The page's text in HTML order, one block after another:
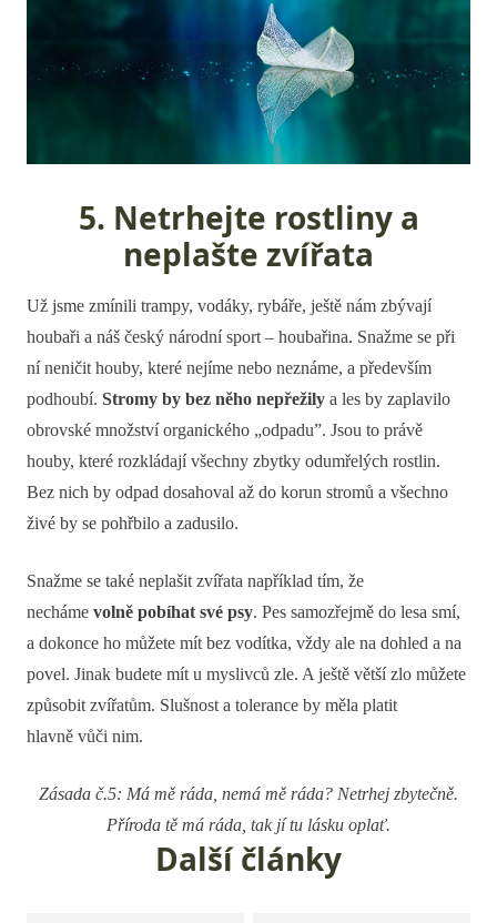
5. Netrhejte rostliny a
neplašte zvířata
Už jsme zmínili trampy, vodáky, rybáře, ještě nám zbývají
houbaři a náš český národní sport – houbařina. Snažme se při
ní neničit houby, které nejíme nebo neznáme, a především
podhoubí. Stromy by bez něho nepřežily a les by zaplavilo
obrovské množství organického „odpadu”. Jsou to právě
houby, které rozkládají všechny zbytky odumřelých rostlin.
Bez nich by odpad dosahoval až do korun stromů a všechno
živé by se pohřbilo a zadusilo.
Snažme se také neplašit zvířata například tím, že
necháme volně pobíhat své psy. Pes samozřejmě do lesa smí,
a dokonce ho můžete mít bez vodítka, vždy ale na dohled a na
povel. Jinak budete mít u myslivců zle. A ještě větší zlo můžete
způsobit zvířatům. Slušnost a tolerance by měla platit
hlavně vůči nim.
Zásada č.5: Má mě ráda, nemá mě ráda? Netrhej zbytečně.
Příroda tě má ráda, tak jí tu lásku oplať.
Další články